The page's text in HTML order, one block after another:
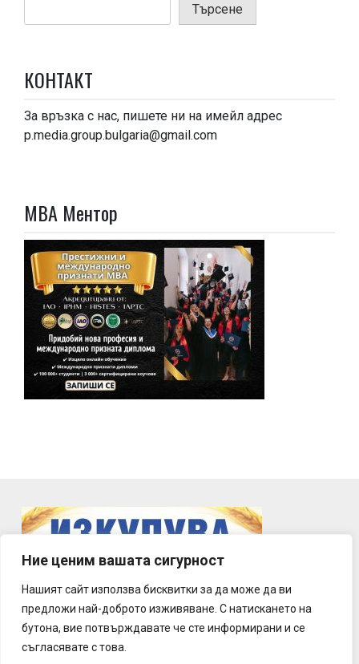
Ние ценим вашата сигурност
Нашият сайт използва бисквитки за да може да ви
предложи най-доброто изживяване. С натискането на
бутона, вие потвърждавате че сте информирани и се
съгласявате с това.
Търсене
КОНТАКТ
За връзка с нас, пишете ни на имейл адрес
p.media.group.bulgaria@gmail.com
МВА Ментор